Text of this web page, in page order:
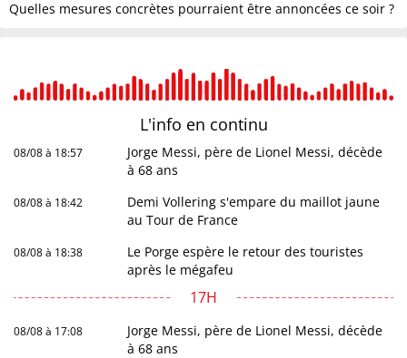
Quelles mesures concrètes pourraient être annoncées ce soir ?
L'info en continu
08/08 à 18:57
Jorge Messi, père de Lionel Messi, décède
à 68 ans
08/08 à 18:42
Demi Vollering s'empare du maillot jaune
au Tour de France
08/08 à 18:38
Le Porge espère le retour des touristes
après le mégafeu
17H
08/08 à 17:08
Jorge Messi, père de Lionel Messi, décède
à 68 ans